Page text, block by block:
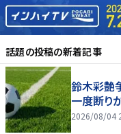
話題の投稿の新着記事
鈴木彩艶
一度断り
2026/08/04